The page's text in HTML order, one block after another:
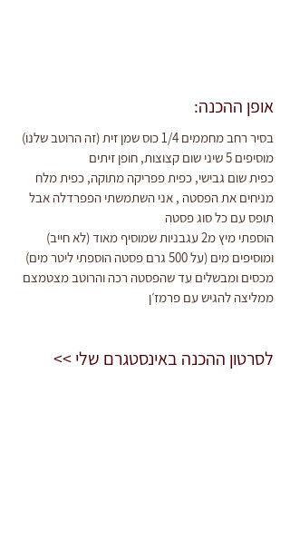
אופן ההכנה:
בסיר רחב מחממים 1/4 כוס שמן זית (זה הרוטב שלנו)
מוסיפים 5 שיני שום קצוצות, חופן זיתים
כפית שום גבישי, כפית פפריקה מתוקה, כפית מלח
מניחים את הפסטה , אני השתמשתי הפפרדלה אבל
תופס עם כל סוג פסטה
הוספתי מיץ מ2 עגבניות שמוסיף מאוד (לא חייב)
ומוסיפים מים (על 500 גרם פסטה הוספתי ליטר מים)
מכסים ומבשלים עד שהפסטה רכה והרוטב מצטמצם
ממליצה להגיש עם פרמז׳ן
לסרטון ההכנה באינסטגרם שלי >>